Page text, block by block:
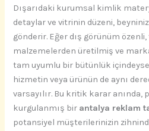
Dışarıdaki kurumsal kimlik
detaylar ve vitrinin düzeni,
gönderir. Eğer dış görünüm
malzemelerden üretilmiş ve
tam uyumlu bir bütünlük
hizmetin veya ürünün de aynı
varsayılır. Bu kritik karar anında,
kurgulanmış bir antalya reklam
potansiyel müşterilerinizin